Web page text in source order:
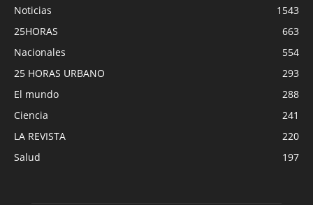
Noticias
1543
25HORAS
663
Nacionales
554
25 HORAS URBANO
293
El mundo
288
Ciencia
241
LA REVISTA
220
Salud
197